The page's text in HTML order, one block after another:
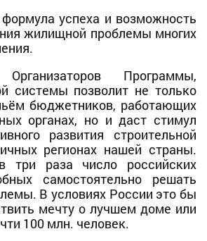
успеха и возможность
жилищной проблемы многих
Программы,
системы позволит не только
бюджетников, работающих
органах, но и даст стимул
развития строительной
регионах нашей страны.
три раза число российских
самостоятельно решать
В условиях России это бы
мечту о лучшем доме или
100 млн. человек.